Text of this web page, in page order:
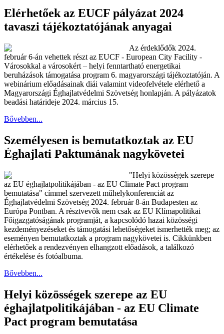
Elérhetőek az EUCF pályázat 2024
tavaszi tájékoztatójának anyagai
Az érdeklődők 2024.
február 6-án vehettek részt az EUCF - European City Facility -
Városokkal a városokért – helyi fenntartható energetikai
beruházások támogatása program 6. magyarországi tájékoztatóján. A
webinárium előadásainak diái valamint videofelvétele elérhető a
Magyarországi Éghajlatvédelmi Szövetség honlapján. A pályázatok
beadási határideje 2024. március 15.
Bővebben...
Személyesen is bemutatkoztak az EU
Éghajlati Paktumának nagykövetei
"Helyi közösségek szerepe
az EU éghajlatpolitikájában - az EU Climate Pact program
bemutatása" címmel szervezett műhelykonferenciát az
Éghajlatvédelmi Szövetség 2024. február 8-án Budapesten az
Európa Pontban. A résztvevők nem csak az EU Klímapolitikai
Főigazgatóságának programját, a kapcsolódó hazai közösségi
kezdeményezéseket és támogatási lehetőségeket ismerhették meg; az
eseményen bemutatkoztak a program nagykövetei is. Cikkünkben
elérhetőek a rendezvényen elhangzott előadások, a találkozó
értékelése és fotóalbuma.
Bővebben...
Helyi közösségek szerepe az EU
éghajlatpolitikájában - az EU Climate
Pact program bemutatása